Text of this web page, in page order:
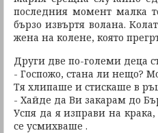
последния момент малка
бързо извъртя волана.
жена на колене, която
Други две по-големи деца
- Госпожо, стана ли нещо?
Тя хлипаше и стискаше в
- Хайде да Ви закарам до
Успя да я изправи на
се усмихваше .